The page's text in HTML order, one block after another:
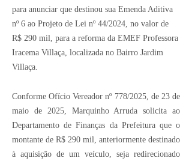
para anunciar que destinou sua Emenda Aditiva
nº 6 ao Projeto de Lei nº 44/2024, no valor de
R$ 290 mil, para a reforma da EMEF Professora
Iracema Villaça, localizada no Bairro Jardim
Villaça.
Conforme Ofício Vereador nº 778/2025, de 23 de
maio de 2025, Marquinho Arruda solicita ao
Departamento de Finanças da Prefeitura que o
montante de R$ 290 mil, anteriormente destinado
à aquisição de um veículo, seja redirecionado